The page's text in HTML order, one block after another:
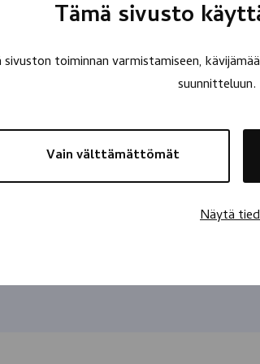
Tämä sivusto
toiminnan varmistamiseen,
suunnitteluun.
Vain välttämättömät
Näytä